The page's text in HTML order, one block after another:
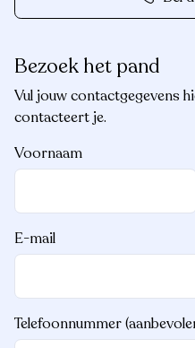
Bezoek het pand
Vul jouw contactgegevens
contacteert je.
Voornaam
E-mail
Telefoonnummer